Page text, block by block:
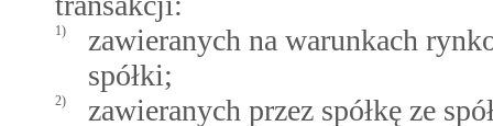
1)
zawieranych na warunkach
spółki;
2)
zawieranych przez spółkę ze